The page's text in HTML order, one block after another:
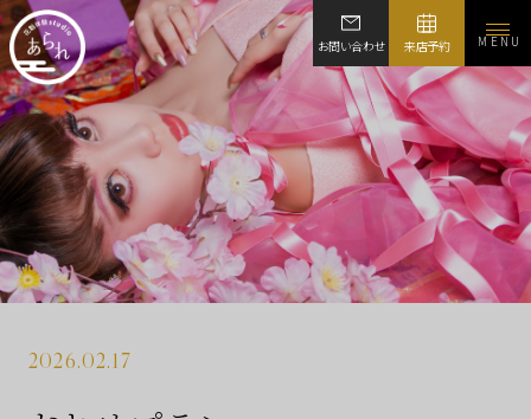
お問い合わせ 来店予約 MENU
2026.02.17